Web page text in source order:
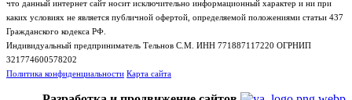
что данный интернет сайт носит исключительно информационный характер и ни при
каких условиях не является публичной офертой, определяемой положениями статьи 437
Гражданского кодекса РФ.
Индивидуальный предприниматель Тельнов С.М. ИНН 771887117220 ОГРНИП
321774600578202
Политика конфиденциальности Карта сайта